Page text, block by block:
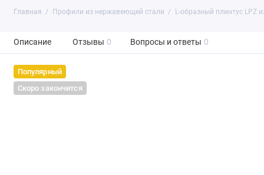
Главная Профили из нержавеющей стали L-образный плинтус LPZ
Описание Отзывы 0 Вопросы и ответы 0
Популярный
Скоро закончится